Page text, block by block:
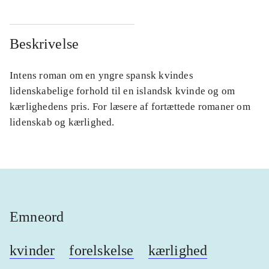
Beskrivelse
Intens roman om en yngre spansk kvindes
lidenskabelige forhold til en islandsk kvinde og om
kærlighedens pris. For læsere af fortættede romaner om
lidenskab og kærlighed.
Emneord
kvinder forelskelse kærlighed